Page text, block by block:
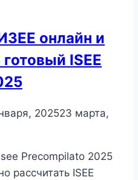
онлайн и
ISEE
202523 марта,
Precompilato 2025
рассчитать ISEE